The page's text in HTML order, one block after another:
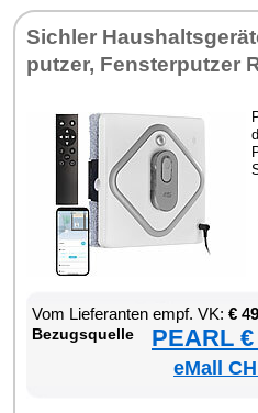
Sich­ler
put­zer, Fens­ter­put­zer
Vom Lie­fe­ran­ten empf. VK: €
Be­zugs­quel­le PEARL
eMall